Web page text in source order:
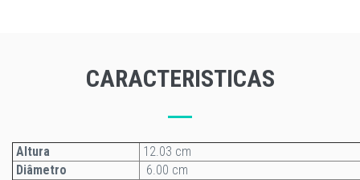
CARACTERISTICAS
Altura
12.03 cm
Diâmetro
6.00 cm